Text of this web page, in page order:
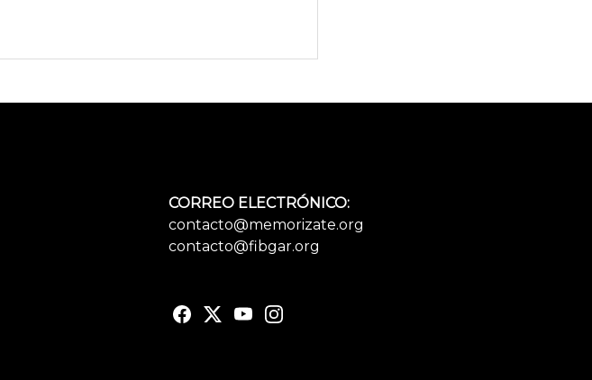
CORREO ELECTRÓNICO:
contacto@memorizate.org
contacto@fibgar.org